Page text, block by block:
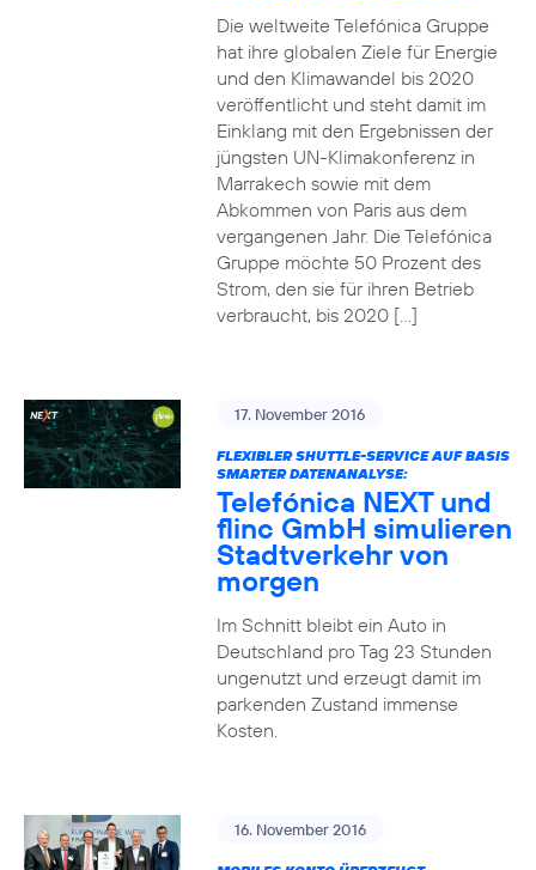
Die weltweite Telefónica Gruppe
hat ihre globalen Ziele für Energie
und den Klimawandel bis 2020
veröffentlicht und steht damit im
Einklang mit den Ergebnissen der
jüngsten UN-Klimakonferenz in
Marrakech sowie mit dem
Abkommen von Paris aus dem
vergangenen Jahr. Die Telefónica
Gruppe möchte 50 Prozent des
Strom, den sie für ihren Betrieb
verbraucht, bis 2020 […]
17. November 2016
FLEXIBLER SHUTTLE-SERVICE AUF BASIS
SMARTER DATENANALYSE:
Telefónica NEXT und
flinc GmbH simulieren
Stadtverkehr von
morgen
Im Schnitt bleibt ein Auto in
Deutschland pro Tag 23 Stunden
ungenutzt und erzeugt damit im
parkenden Zustand immense
Kosten.
16. November 2016